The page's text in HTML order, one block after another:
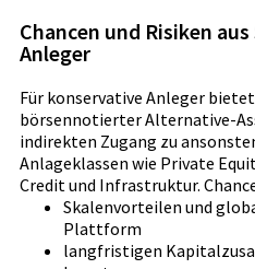
Chancen und Risiken
Anleger
Für konservative Anleger
börsennotierter Alternative-
indirekten Zugang zu
Anlageklassen wie Private
Credit und Infrastruktur.
Skalenvorteilen und
Plattform
langfristigen